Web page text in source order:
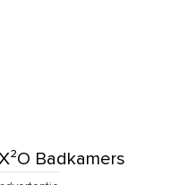
Badkamers